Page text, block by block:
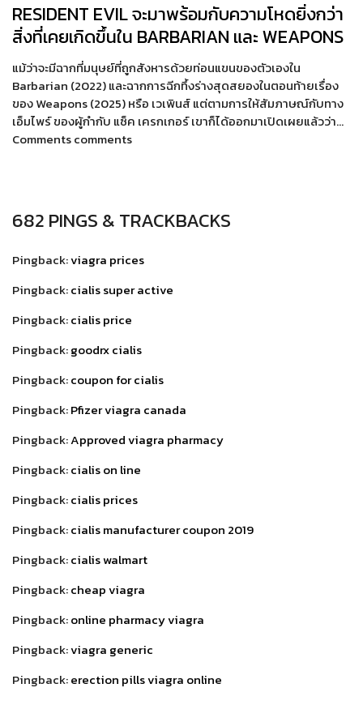
RESIDENT EVIL จะมาพร้อมกับความโหดยิ่งกว่า
สิ่งที่เคยเกิดขึ้นใน BARBARIAN และ WEAPONS
แม้ว่าจะมีฉากที่มนุษย์ที่ถูกสังหารด้วยท่อนแขนของตัวเองใน
Barbarian (2022) และฉากการฉีกทึ้งร่างสุดสยองในตอนท้ายเรื่อง
ของ Weapons (2025) หรือ เวเพินส์ แต่ตามการให้สัมภาษณ์กับทาง
เอ็มไพร์ ของผู้กำกับ แซ็ค เครกเกอร์ เขาก็ได้ออกมาเปิดเผยแล้วว่า…
Comments comments
682 PINGS & TRACKBACKS
Pingback:viagra prices
Pingback:cialis super active
Pingback:cialis price
Pingback:goodrx cialis
Pingback:coupon for cialis
Pingback:Pfizer viagra canada
Pingback:Approved viagra pharmacy
Pingback:cialis on line
Pingback:cialis prices
Pingback:cialis manufacturer coupon 2019
Pingback:cialis walmart
Pingback:cheap viagra
Pingback:online pharmacy viagra
Pingback:viagra generic
Pingback:erection pills viagra online